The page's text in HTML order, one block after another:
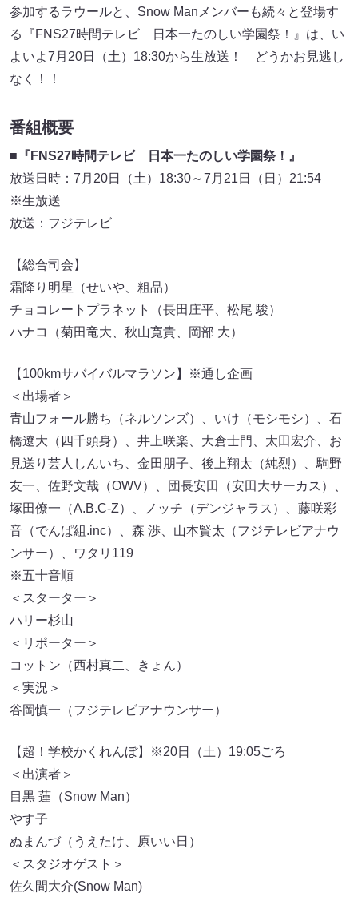
参加するラウールと、Snow Manメンバーも続々と登場す
る『FNS27時間テレビ 日本一たのしい学園祭！』は、い
よいよ7月20日（土）18:30から生放送！ どうかお見逃し
なく！！
番組概要
■『FNS27時間テレビ 日本一たのしい学園祭！』
放送日時：7月20日（土）18:30～7月21日（日）21:54
※生放送
放送：フジテレビ
【総合司会】
霜降り明星（せいや、粗品）
チョコレートプラネット（長田庄平、松尾 駿）
ハナコ（菊田竜大、秋山寛貴、岡部 大）
【100kmサバイバルマラソン】※通し企画
＜出場者＞
青山フォール勝ち（ネルソンズ）、いけ（モシモシ）、石
橋遼大（四千頭身）、井上咲楽、大倉士門、太田宏介、お
見送り芸人しんいち、金田朋子、後上翔太（純烈）、駒野
友一、佐野文哉（OWV）、団長安田（安田大サーカス）、
塚田僚一（A.B.C-Z）、ノッチ（デンジャラス）、藤咲彩
音（でんぱ組.inc）、森 渉、山本賢太（フジテレビアナウ
ンサー）、ワタリ119
※五十音順
＜スターター＞
ハリー杉山
＜リポーター＞
コットン（西村真二、きょん）
＜実況＞
谷岡慎一（フジテレビアナウンサー）
【超！学校かくれんぼ】※20日（土）19:05ごろ
＜出演者＞
目黒 蓮（Snow Man）
やす子
ぬまんづ（うえたけ、原いい日）
＜スタジオゲスト＞
佐久間大介(Snow Man)